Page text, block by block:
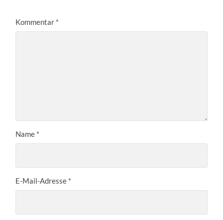
Kommentar *
Name *
E-Mail-Adresse *